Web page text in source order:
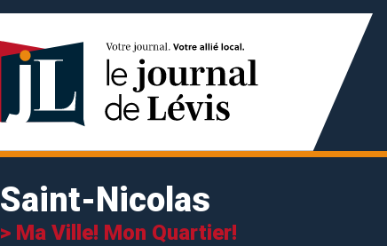
Saint-Nicolas
> Ma Ville! Mon Quartier!